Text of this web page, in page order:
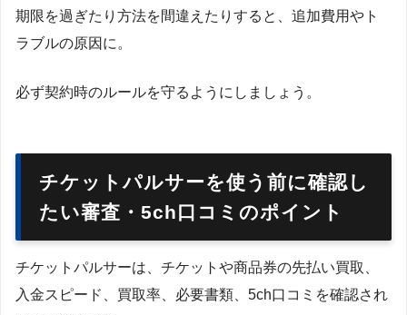
期限を過ぎたり方法を間違えたりすると、追加費用やト
ラブルの原因に。
必ず契約時のルールを守るようにしましょう。
チケットパルサーを使う前に確認し
たい審査・5ch口コミのポイント
チケットパルサーは、チケットや商品券の先払い買取、
入金スピード、買取率、必要書類、5ch口コミを確認され